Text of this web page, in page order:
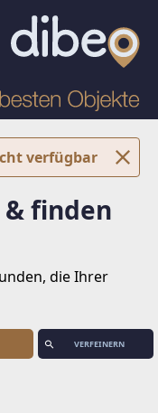
verfügbar
finden
die Ihrer
VERFEINERN